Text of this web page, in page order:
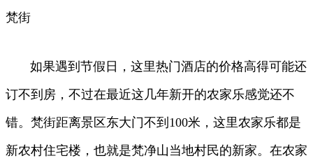
梵街
如果遇到节假日，这里热门酒店的价格高得可能还
订不到房，不过在最近这几年新开的农家乐感觉还不
错。梵街距离景区东大门不到100米，这里农家乐都是
新农村住宅楼，也就是梵净山当地村民的新家。在农家